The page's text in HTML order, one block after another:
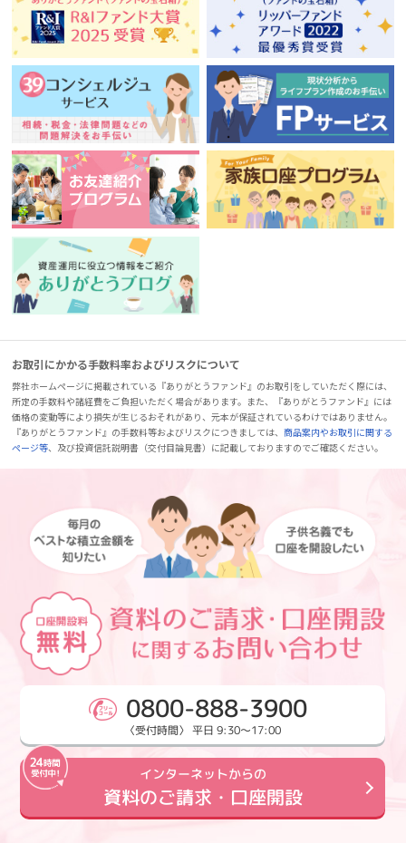
お取引にかかる手数料率およびリスクについて
弊社ホームページに掲載されている『ありがとうファンド』のお取引をしていただく際には、
所定の手数料や諸経費をご負担いただく場合があります。また、『ありがとうファンド』には
価格の変動等により損失が生じるおそれがあり、元本が保証されているわけではありません。
『ありがとうファンド』の手数料等およびリスクにつきましては、商品案内やお取引に関する
ページ等、及び投資信託説明書（交付目論見書）に記載しておりますのでご確認ください。
0800-888-3900
〈受付時間〉 平日 9:30～17:00
インターネットからの
資料のご請求・口座開設